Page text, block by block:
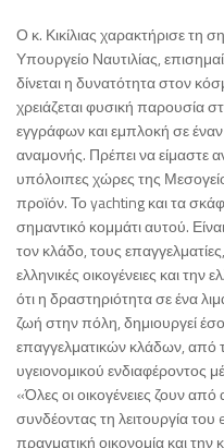
Ο κ. Κικίλιας χαρακτήρισε τη
Υπουργείο Ναυτιλίας,
δίνεται η δυνατότητα στον
χρειάζεται φυσική παρουσία
εγγράφων και εμπλοκή σε
αναμονής. Πρέπει να είμαστε
υπόλοιπες χώρες της
προϊόν. Το yachting και τα
σημαντικό κομμάτι αυτού.
τον κλάδο, τους
ελληνικές οικογένειες και
ότι η δραστηριότητα σε ένα
ζωή στην πόλη, δημιουργεί
επαγγελματικών κλάδων, από
υγειονομικού ενδιαφέροντος
«Όλες οι οικογένειες ζουν
συνδέοντας τη λειτουργία
πραγματική οικονομία και